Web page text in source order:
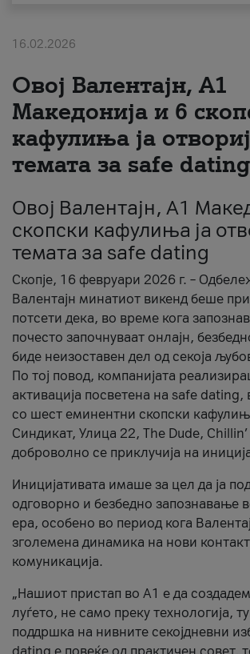
#ПодобарОнлајн
16.02.2026
Овој Валентајн, A1
Македонија и 6
кафулиња ја
темата за safe dating
Овој Валентајн, A1
скопски кафулиња ја
темата за safe dating
Скопје, 16 февруари 2026 г. –
Валентајн минатиот викенд беше
потсети дека, во време кога
почесто започнуваат онлајн,
биде неизоставен дел од секоја
По тој повод, компанијата
активација посветена на safe dating,
со шест еминентни скопски
Синдикат, Улица 22, The Dude,
доброволно се приклучија на
Иницијативата имаше за цел да ја
одговорно и безбедно запознавање
ера, особено во период кога
зголемена динамика на нови
комуникација.
„Нашиот пристап во А1 е да
луѓето, не само преку технологија,
поддршка на нивните секојдневни